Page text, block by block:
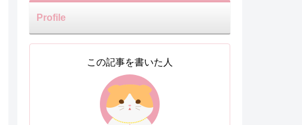
Profile
この記事を書いた人